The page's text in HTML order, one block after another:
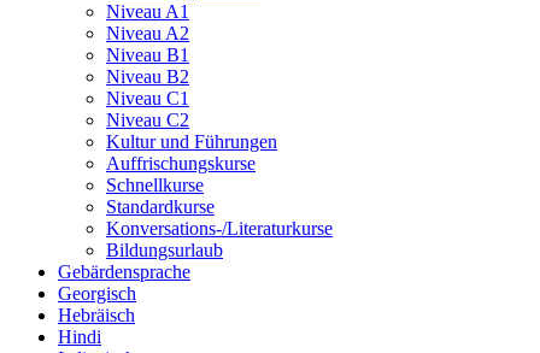
Niveau A1
Niveau A2
Niveau B1
Niveau B2
Niveau C1
Niveau C2
Kultur und Führungen
Auffrischungskurse
Schnellkurse
Standardkurse
Konversations-/Literaturkurse
Bildungsurlaub
Gebärdensprache
Georgisch
Hebräisch
Hindi